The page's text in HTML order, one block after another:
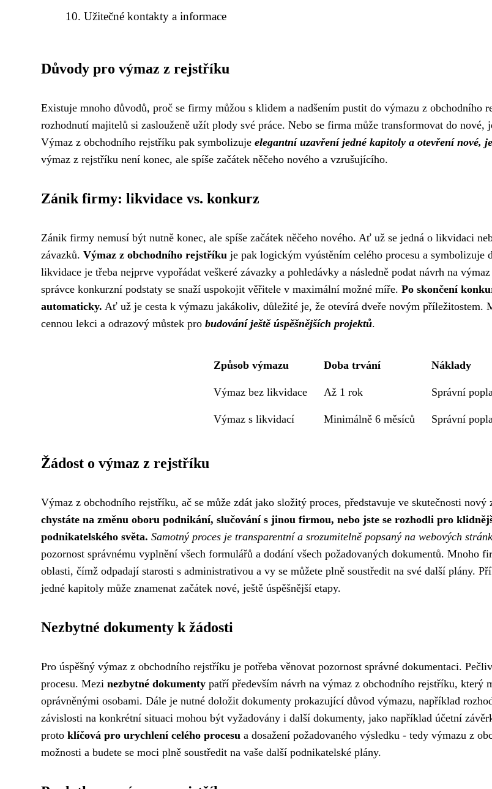
Užitečné kontakty a informace
Důvody pro výmaz z rejstříku
Existuje mnoho důvodů, proč se firmy můžou s klidem a nadšením pustit do výmazu z obchodního
rozhodnutí majitelů si zaslouženě užít plody své práce. Nebo se firma může transformovat do
Výmaz z obchodního rejstříku pak symbolizuje elegantní uzavření jedné kapitoly a otevření nové,
výmaz z rejstříku není konec, ale spíše začátek něčeho nového a vzrušujícího.
Zánik firmy: likvidace vs. konkurz
Zánik firmy nemusí být nutně konec, ale spíše začátek něčeho nového. Ať už se jedná o likvidaci
závazků. Výmaz z obchodního rejstříku je pak logickým vyústěním celého procesu a
likvidace je třeba nejprve vypořádat veškeré závazky a pohledávky a následně podat návrh na
správce konkurzní podstaty se snaží uspokojit věřitele v maximální možné míře. Po skončení
automaticky. Ať už je cesta k výmazu jakákoliv, důležité je, že otevírá dveře novým příležitostem.
cennou lekci a odrazový můstek pro budování ještě úspěšnějších projektů.
Způsob výmazu Doba trvání Náklady
Výmaz bez likvidace Až 1 rok Správní
Výmaz s likvidací Minimálně 6 měsíců Správní
Žádost o výmaz z rejstříku
Výmaz z obchodního rejstříku, ač se může zdát jako složitý proces, představuje ve skutečnosti
chystáte na změnu oboru podnikání, slučování s jinou firmou, nebo jste se rozhodli pro
podnikatelského světa. Samotný proces je transparentní a srozumitelně popsaný na webových
pozornost správnému vyplnění všech formulářů a dodání všech požadovaných dokumentů. Mnoho
oblasti, čímž odpadají starosti s administrativou a vy se můžete plně soustředit na své další plány.
jedné kapitoly může znamenat začátek nové, ještě úspěšnější etapy.
Nezbytné dokumenty k žádosti
Pro úspěšný výmaz z obchodního rejstříku je potřeba věnovat pozornost správné dokumentaci.
procesu. Mezi nezbytné dokumenty patří především návrh na výmaz z obchodního rejstříku, který
oprávněnými osobami. Dále je nutné doložit dokumenty prokazující důvod výmazu, například
závislosti na konkrétní situaci mohou být vyžadovány i další dokumenty, jako například účetní
proto klíčová pro urychlení celého procesu a dosažení požadovaného výsledku - tedy výmazu z
možnosti a budete se moci plně soustředit na vaše další podnikatelské plány.